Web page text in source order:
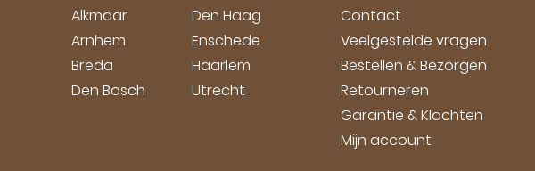
Alkmaar
Arnhem
Breda
Den Bosch
Den Haag
Enschede
Haarlem
Utrecht
Contact
Veelgestelde vragen
Bestellen & Bezorgen
Retourneren
Garantie & Klachten
Mijn account